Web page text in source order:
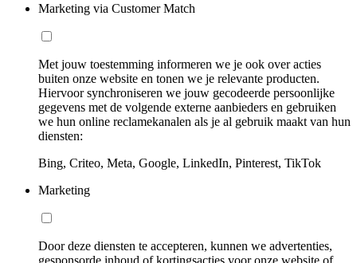
Marketing via Customer Match
Met jouw toestemming informeren we je ook over acties
buiten onze website en tonen we je relevante producten.
Hiervoor synchroniseren we jouw gecodeerde persoonlijke
gegevens met de volgende externe aanbieders en gebruiken
we hun online reclamekanalen als je al gebruik maakt van hun
diensten:
Bing, Criteo, Meta, Google, LinkedIn, Pinterest, TikTok
Marketing
Door deze diensten te accepteren, kunnen we advertenties,
gesponsorde inhoud of kortingsacties voor onze website of